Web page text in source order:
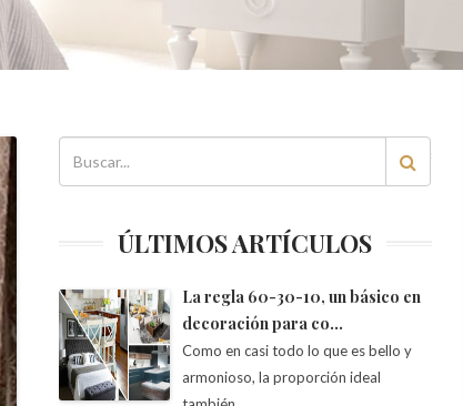
ÚLTIMOS ARTÍCULOS
La regla 60-30-10, un básico en
decoración para co…
Como en casi todo lo que es bello y
armonioso, la proporción ideal